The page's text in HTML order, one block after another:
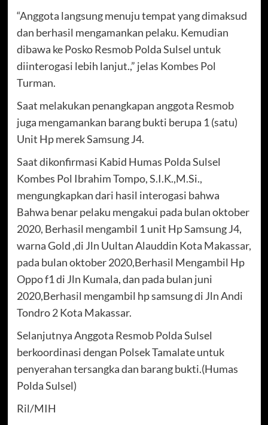
“Anggota langsung menuju tempat yang dimaksud
dan berhasil mengamankan pelaku. Kemudian
dibawa ke Posko Resmob Polda Sulsel untuk
diinterogasi lebih lanjut.,” jelas Kombes Pol
Turman.
Saat melakukan penangkapan anggota Resmob
juga mengamankan barang bukti berupa 1 (satu)
Unit Hp merek Samsung J4.
Saat dikonfirmasi Kabid Humas Polda Sulsel
Kombes Pol Ibrahim Tompo, S.I.K.,M.Si.,
mengungkapkan dari hasil interogasi bahwa
Bahwa benar pelaku mengakui pada bulan oktober
2020, Berhasil mengambil 1 unit Hp Samsung J4,
warna Gold ,di Jln Uultan Alauddin Kota Makassar,
pada bulan oktober 2020,Berhasil Mengambil Hp
Oppo f1 di Jln Kumala, dan pada bulan juni
2020,Berhasil mengambil hp samsung di Jln Andi
Tondro 2 Kota Makassar.
Selanjutnya Anggota Resmob Polda Sulsel
berkoordinasi dengan Polsek Tamalate untuk
penyerahan tersangka dan barang bukti.(Humas
Polda Sulsel)
Ril/MIH